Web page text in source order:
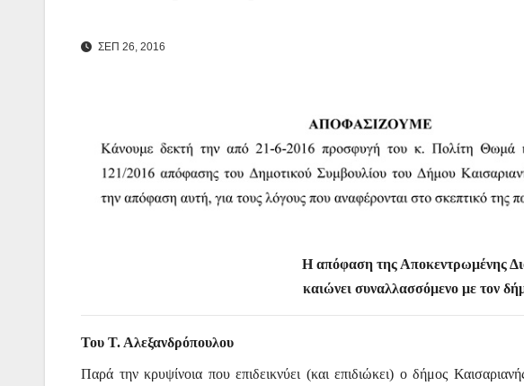
ΣΕΠ 26, 2016
Η απόφαση της Αποκεντρωμένης
καιώνει συναλλασσόμενο με τον
Του Τ. Αλεξανδρόπουλου
Παρά την κρυψίνοια που επιδεικνύει (και επιδιώκει) ο δήμος